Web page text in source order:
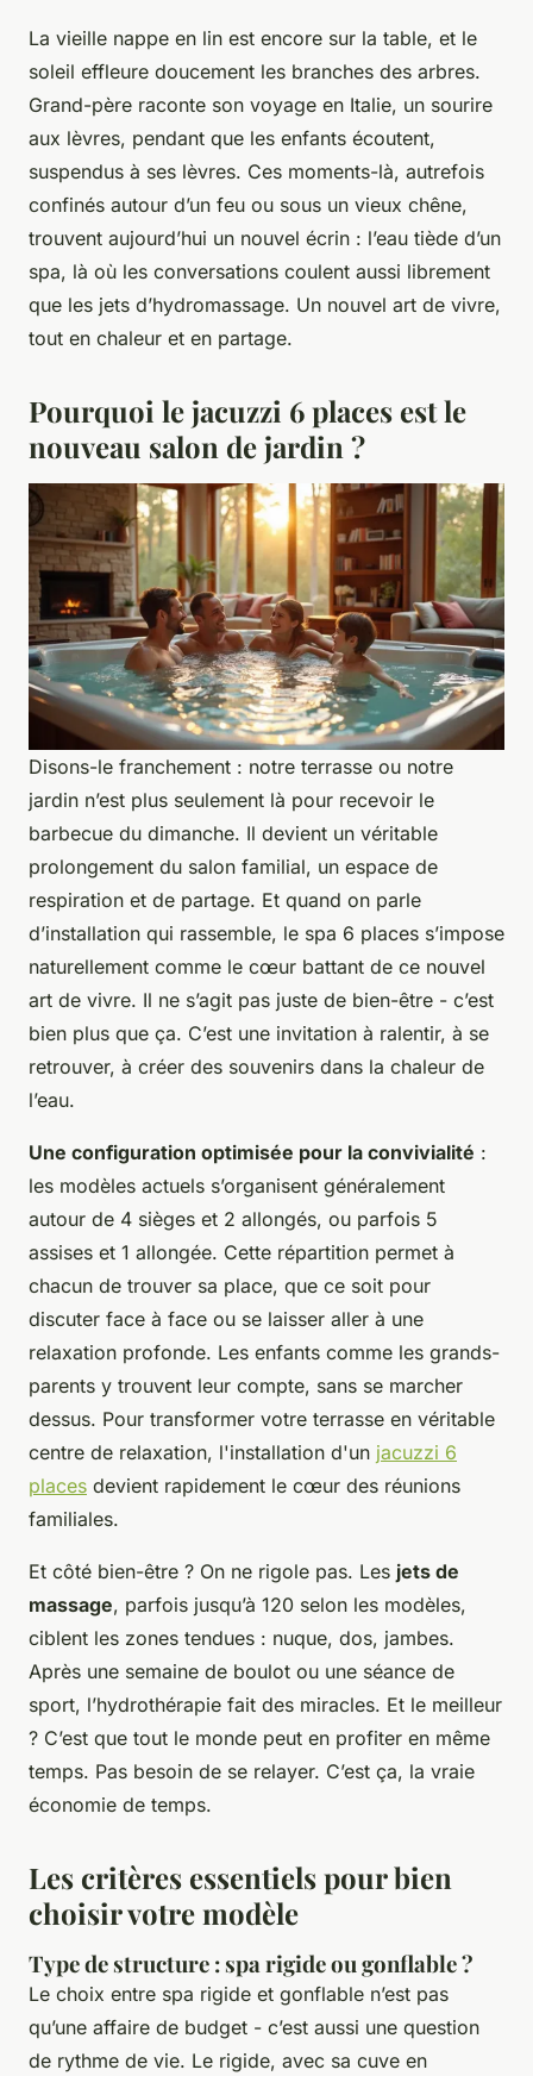
La vieille nappe en lin est encore sur la table, et le
soleil effleure doucement les branches des arbres.
Grand-père raconte son voyage en Italie, un sourire
aux lèvres, pendant que les enfants écoutent,
suspendus à ses lèvres. Ces moments-là, autrefois
confinés autour d’un feu ou sous un vieux chêne,
trouvent aujourd’hui un nouvel écrin : l’eau tiède d’un
spa, là où les conversations coulent aussi librement
que les jets d’hydromassage. Un nouvel art de vivre,
tout en chaleur et en partage.
Pourquoi le jacuzzi 6 places est le
nouveau salon de jardin ?
Disons-le franchement : notre terrasse ou notre
jardin n’est plus seulement là pour recevoir le
barbecue du dimanche. Il devient un véritable
prolongement du salon familial, un espace de
respiration et de partage. Et quand on parle
d’installation qui rassemble, le spa 6 places s’impose
naturellement comme le cœur battant de ce nouvel
art de vivre. Il ne s’agit pas juste de bien-être - c’est
bien plus que ça. C’est une invitation à ralentir, à se
retrouver, à créer des souvenirs dans la chaleur de
l’eau.
Une configuration optimisée pour la convivialité :
les modèles actuels s’organisent généralement
autour de 4 sièges et 2 allongés, ou parfois 5
assises et 1 allongée. Cette répartition permet à
chacun de trouver sa place, que ce soit pour
discuter face à face ou se laisser aller à une
relaxation profonde. Les enfants comme les grands-
parents y trouvent leur compte, sans se marcher
dessus. Pour transformer votre terrasse en véritable
centre de relaxation, l'installation d'un jacuzzi 6
places devient rapidement le cœur des réunions
familiales.
Et côté bien-être ? On ne rigole pas. Les jets de
massage, parfois jusqu’à 120 selon les modèles,
ciblent les zones tendues : nuque, dos, jambes.
Après une semaine de boulot ou une séance de
sport, l’hydrothérapie fait des miracles. Et le meilleur
? C’est que tout le monde peut en profiter en même
temps. Pas besoin de se relayer. C’est ça, la vraie
économie de temps.
Les critères essentiels pour bien
choisir votre modèle
Type de structure : spa rigide ou gonflable ?
Le choix entre spa rigide et gonflable n’est pas
qu’une affaire de budget - c’est aussi une question
de rythme de vie. Le rigide, avec sa cuve en